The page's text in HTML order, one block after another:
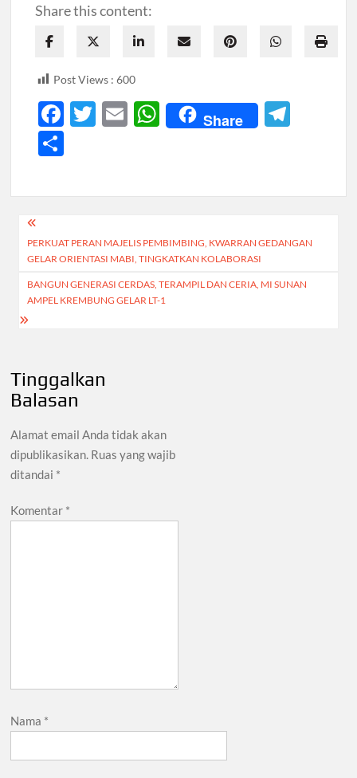
Share this content:
Post Views : 600
F
b
o
k
T
er
E
W
s
p
p
Share
gr
m
ar
Navigasi
pos
PERKUAT PERAN MAJELIS PEMBIMBING, KWARRAN GEDANGAN
GELAR ORIENTASI MABI, TINGKATKAN KOLABORASI
BANGUN GENERASI CERDAS, TERAMPIL DAN CERIA, MI SUNAN
AMPEL KREMBUNG GELAR LT-1
Tinggalkan
Balasan
Alamat email Anda tidak akan
dipublikasikan. Ruas yang wajib
ditandai *
Komentar *
Nama *